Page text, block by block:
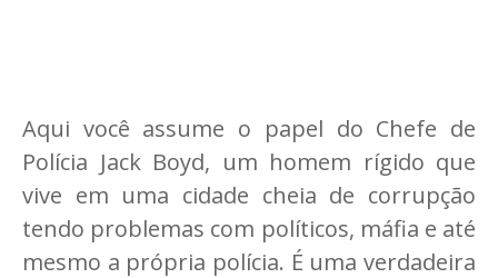
Aqui você assume o papel do Chefe de
Polícia Jack Boyd, um homem rígido que
vive em uma cidade cheia de corrupção
tendo problemas com políticos, máfia e até
mesmo a própria polícia. É uma verdadeira